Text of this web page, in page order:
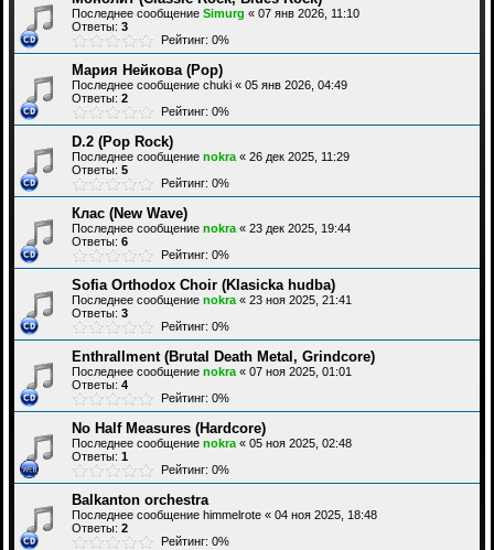
Последнее сообщение Simurg « 07 янв 2026, 11:10
Ответы: 3
Рейтинг: 0%
Мария Нейкова (Pop)
Последнее сообщение chuki « 05 янв 2026, 04:49
Ответы: 2
Рейтинг: 0%
D.2 (Pop Rock)
Последнее сообщение nokra « 26 дек 2025, 11:29
Ответы: 5
Рейтинг: 0%
Клас (New Wave)
Последнее сообщение nokra « 23 дек 2025, 19:44
Ответы: 6
Рейтинг: 0%
Sofia Orthodox Choir (Klasicka hudba)
Последнее сообщение nokra « 23 ноя 2025, 21:41
Ответы: 3
Рейтинг: 0%
Enthrallment (Brutal Death Metal, Grindcore)
Последнее сообщение nokra « 07 ноя 2025, 01:01
Ответы: 4
Рейтинг: 0%
No Half Measures (Hardcore)
Последнее сообщение nokra « 05 ноя 2025, 02:48
Ответы: 1
Рейтинг: 0%
Balkanton orchestra
Последнее сообщение himmelrote « 04 ноя 2025, 18:48
Ответы: 2
Рейтинг: 0%